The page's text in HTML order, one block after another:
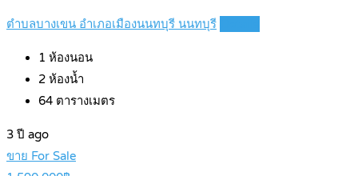
ตำบลบางเขน อำเภอเมืองนนทบุรี นนทบุรี
1 ห้องนอน
2 ห้องน้ำ
64 ตารางเมตร
3 ปี ago
ขาย For Sale